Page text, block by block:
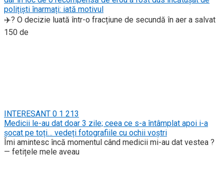
polițiști înarmați: iată motivul
✈️? O decizie luată într-o fracțiune de secundă în aer a salvat
150 de
INTERESANT 0 1 213
Medicii le-au dat doar 3 zile; ceea ce s-a întâmplat apoi i-a
șocat pe toți… vedeți fotografiile cu ochii voștri
Îmi amintesc încă momentul când medicii mi-au dat vestea ?
— fetițele mele aveau